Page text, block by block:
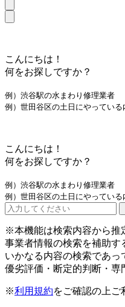
こんにちは！
何をお探しですか？
例）渋谷駅の水まわり修理業者
例）世田谷区の土日にやっている
こんにちは！
何をお探しですか？
例）渋谷駅の水まわり修理業者
例）世田谷区の土日にやっている
※本機能は検索内容から推
事業者情報の検索を補助す
いかなる内容の検索であっ
優劣評価・断定的判断・専
※利用規約をご確認の上ご